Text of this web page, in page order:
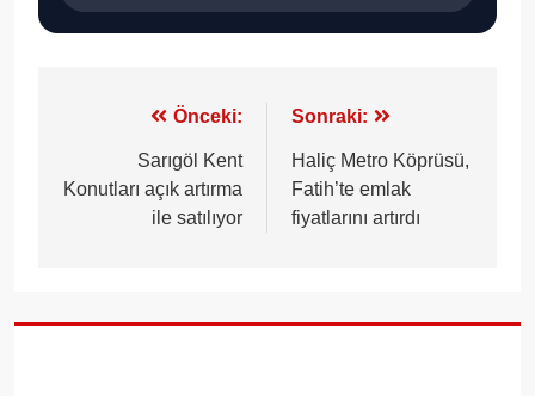
gezinmesi
Önceki:
Sarıgöl Kent
Konutları açık artırma
ile satılıyor
Sonraki:
Haliç Metro Köprüsü,
Fatih’te emlak
fiyatlarını artırdı